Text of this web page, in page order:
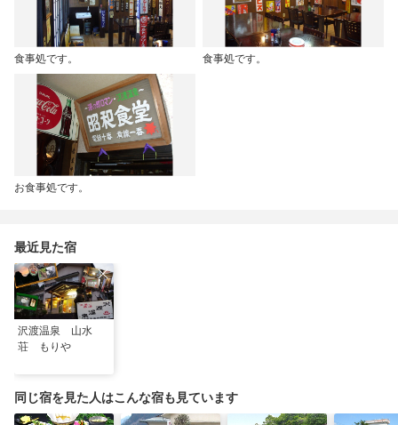
食事処です。 食事処です。
お食事処です。
最近見た宿
沢渡温泉 山水
荘 もりや
同じ宿を見た人はこんな宿も見ています